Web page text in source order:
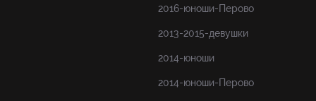
2016-юноши-Перово
2013-2015-девушки
2014-юноши
2014-юноши-Перово